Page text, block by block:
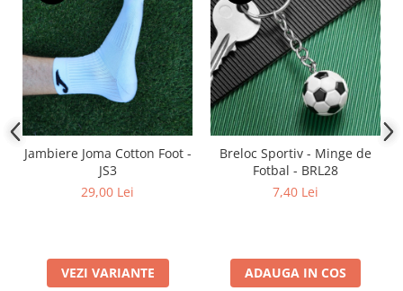
Jambiere Joma Cotton Foot -
JS3
29,00 Lei
VEZI VARIANTE
Breloc Sportiv - Minge de
Fotbal - BRL28
7,40 Lei
ADAUGA IN COS